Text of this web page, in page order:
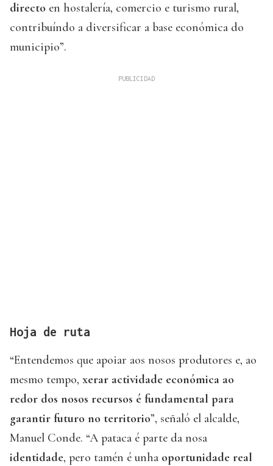
directo en hostalería, comercio e turismo rural,
contribuíndo a diversificar a base económica do
municipio”.
Hoja de ruta
“Entendemos que apoiar aos nosos produtores e, ao
mesmo tempo, xerar actividade económica ao
redor dos nosos recursos é fundamental para
garantir futuro no territorio”, señaló el alcalde,
Manuel Conde. “A pataca é parte da nosa
identidade, pero tamén é unha oportunidade real